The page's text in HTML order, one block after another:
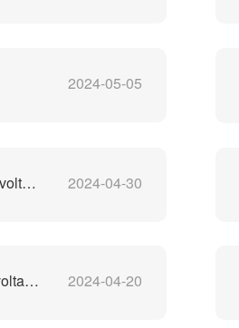
2024-05-05
Precio de la máquina de reciclaje de paneles solares fotovoltaicos 2024-04-30
Línea de producción de reciclaje de paneles solares fotovoltaicos 2024-04-20